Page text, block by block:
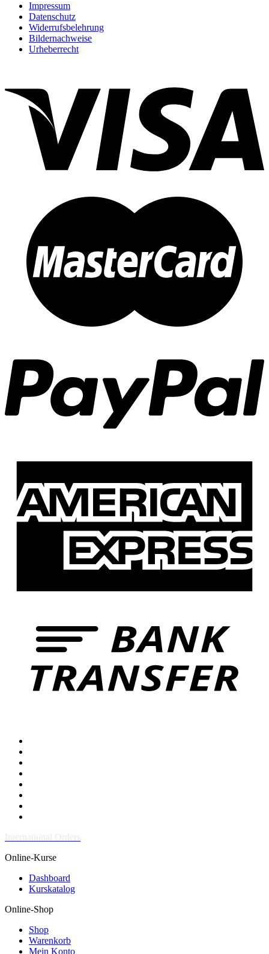
Impressum
Datenschutz
Widerrufsbelehrung
Bildernachweise
Urheberrecht
International Orders
Online-Kurse
Dashboard
Kurskatalog
Online-Shop
Shop
Warenkorb
Mein Konto